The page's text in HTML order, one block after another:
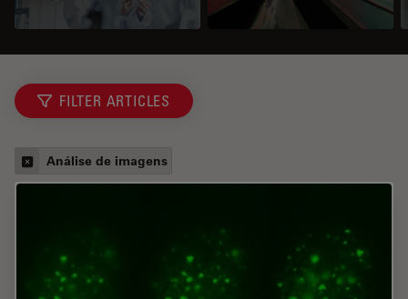
FILTER ARTICLES
Análise de imagens